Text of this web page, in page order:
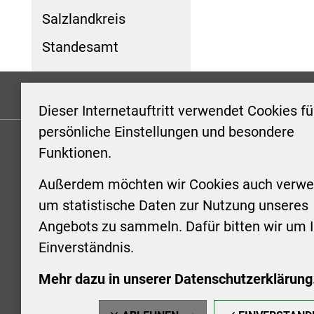
Dieser Internetauftritt verwendet Cookies
persönliche Einstellungen und besondere
Funktionen.
Außerdem möchten wir Cookies auch
um statistische Daten zur Nutzung unseres
Angebots zu sammeln. Dafür bitten wir um
Einverständnis.
Mehr dazu in unserer
Salzlandkreis
Standesamt
KONTAKT
Stadt Aschersleben
Markt 1
06449 Aschersleben
+49 3473 958-0
stadt@aschersleben.de
https://www.aschersleben.de/
Montag:
Uhr
Uhr
vorheriger